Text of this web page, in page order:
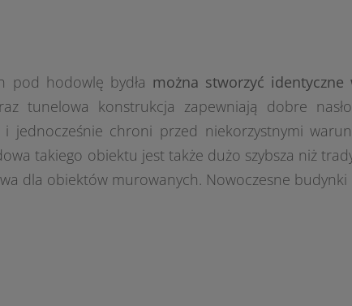
pod hodowlę bydła można stworzyć
tunelowa konstrukcja zapewniają dobre
i jednocześnie chroni przed niekorzystnymi
takiego obiektu jest także dużo szybsza niż
dla obiektów murowanych. Nowoczesne